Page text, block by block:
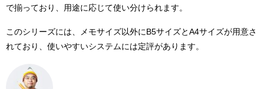
で揃っており、用途に応じて使い分けられます。
このシリーズには、メモサイズ以外にB5サイズとA4サイズが用意さ
れており、使いやすいシステムには定評があります。